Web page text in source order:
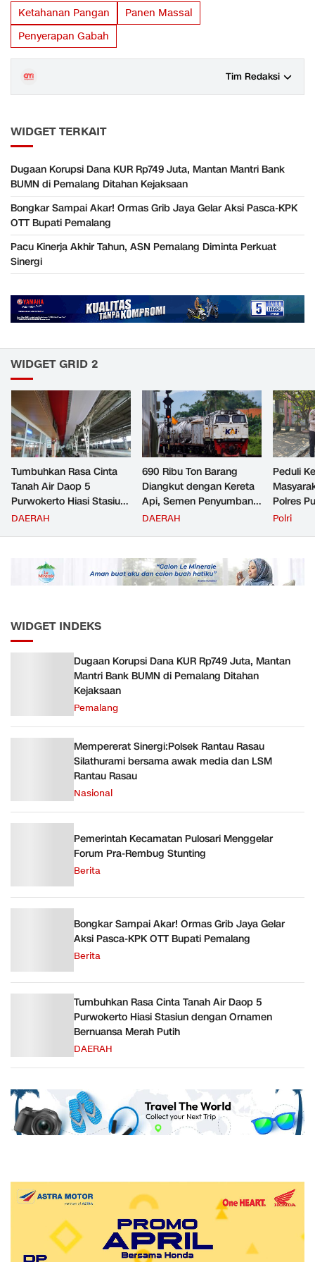
Ketahanan Pangan
Panen Massal
Penyerapan Gabah
Tim Redaksi
WIDGET TERKAIT
Dugaan Korupsi Dana KUR Rp749 Juta, Mantan Mantri Bank
BUMN di Pemalang Ditahan Kejaksaan
Bongkar Sampai Akar! Ormas Grib Jaya Gelar Aksi Pasca-KPK
OTT Bupati Pemalang
Pacu Kinerja Akhir Tahun, ASN Pemalang Diminta Perkuat
Sinergi
WIDGET GRID 2
Tumbuhkan Rasa Cinta
Tanah Air Daop 5
Purwokerto Hiasi Stasiun
dengan Ornamen
DAERAH
690 Ribu Ton Barang
Diangkut dengan Kereta
Api, Semen Penyumbang
Volume Terbesar
Semester 1 Tahun 2026
DAERAH
Peduli
Polres
Jemput
Polri
WIDGET INDEKS
Dugaan Korupsi Dana KUR Rp749 Juta, Mantan
Mantri Bank BUMN di Pemalang Ditahan
Kejaksaan
Pemalang
Mempererat Sinergi:Polsek Rantau Rasau
Silathurami bersama awak media dan LSM
Rantau Rasau
Nasional
Pemerintah Kecamatan Pulosari Menggelar
Forum Pra-Rembug Stunting
Berita
Bongkar Sampai Akar! Ormas Grib Jaya Gelar
Aksi Pasca-KPK OTT Bupati Pemalang
Berita
Tumbuhkan Rasa Cinta Tanah Air Daop 5
Purwokerto Hiasi Stasiun dengan Ornamen
Bernuansa Merah Putih
DAERAH